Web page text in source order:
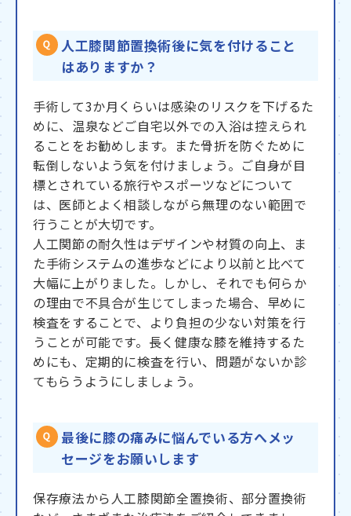
人工膝関節置換術後に気を付けること
はありますか？
手術して3か月くらいは感染のリスクを下げるた
めに、温泉などご自宅以外での入浴は控えられ
ることをお勧めします。また骨折を防ぐために
転倒しないよう気を付けましょう。ご自身が目
標とされている旅行やスポーツなどについて
は、医師とよく相談しながら無理のない範囲で
行うことが大切です。
人工関節の耐久性はデザインや材質の向上、ま
た手術システムの進歩などにより以前と比べて
大幅に上がりました。しかし、それでも何らか
の理由で不具合が生じてしまった場合、早めに
検査をすることで、より負担の少ない対策を行
うことが可能です。長く健康な膝を維持するた
めにも、定期的に検査を行い、問題がないか診
てもらうようにしましょう。
最後に膝の痛みに悩んでいる方へメッ
セージをお願いします
保存療法から人工膝関節全置換術、部分置換術